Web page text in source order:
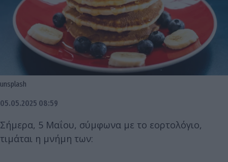
unsplash
05.05.2025 08:59
Σήμερα, 5 Μαΐου, σύμφωνα με το εορτολόγιο,
τιμάται η μνήμη των: